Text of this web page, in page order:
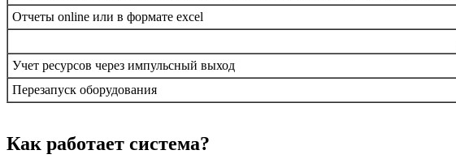
Отчеты online или в формате excel
Учет ресурсов через импульсный выход
Перезапуск оборудования
Как работает система?